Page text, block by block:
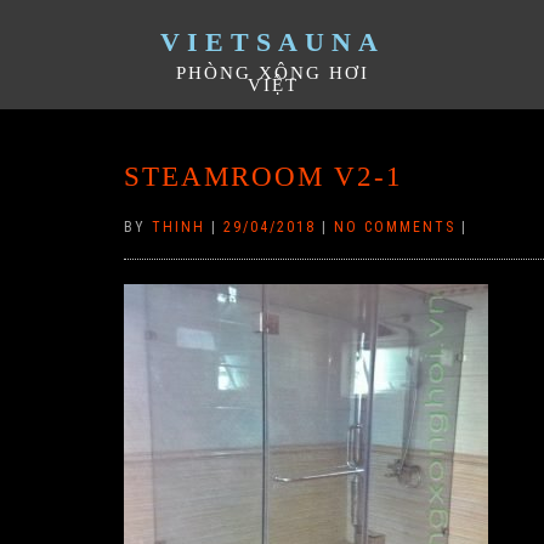
VIETSAUNA
PHÒNG XÔNG HƠI
VIỆT
STEAMROOM V2-1
BY THINH 29/04/2018 NO COMMENTS